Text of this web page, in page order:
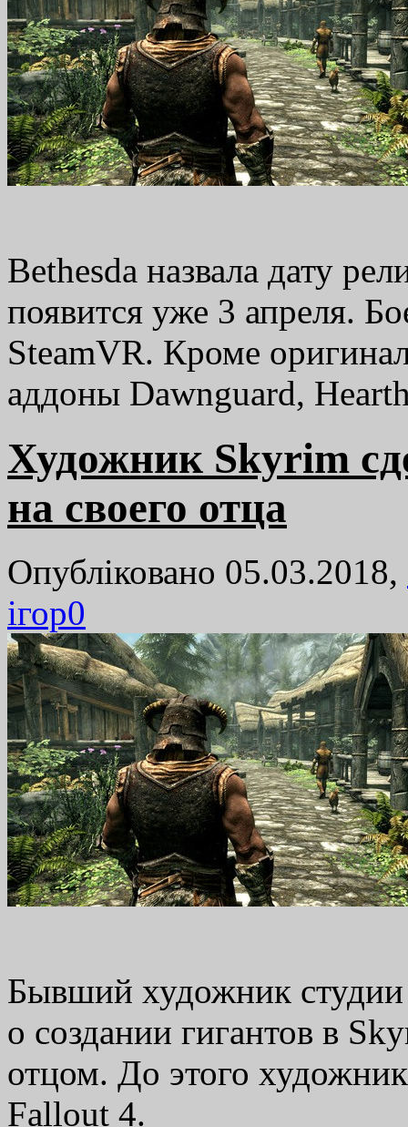
Bethesda назвала дату
появится уже 3 апреля.
SteamVR. Кроме
аддоны Dawnguard,
Художник Skyrim
на своего отца
Опубліковано 05.03.2018,
ігор0
Бывший художник студии
о создании гигантов в
отцом. До этого
Fallout 4.